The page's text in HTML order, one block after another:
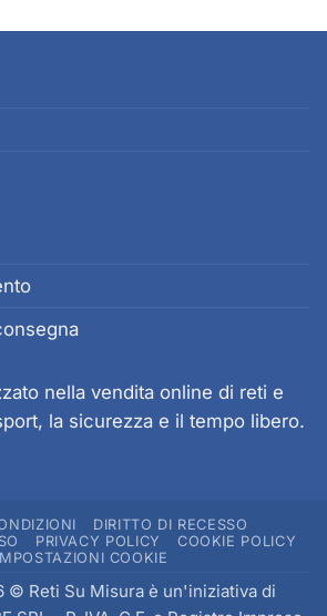
nella vendita online di reti e
la sicurezza e il tempo libero.
DIRITTO DI RECESSO
PRIVACY POLICY
COOKIE POLICY
COOKIE
© Reti Su Misura è un'iniziativa di